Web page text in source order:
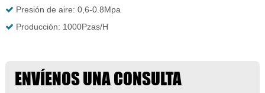
Presión de aire: 0,6-0.8Mpa
Producción: 1000Pzas/H
ENVÍENOS UNA CONSULTA